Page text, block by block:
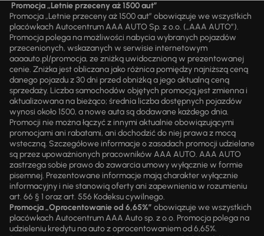
Promocja „Letnie przeceny aż 1500 aut”
Promocja „Letnie przeceny aż 1500 aut” obowiązuje we wszystkich
placówkach Autocentrum AAA AUTO Sp. z o.o. („AAA AUTO”).
Promocja polega na możliwości nabycia wybranych pojazdów
przecenionych, wskazanych w serwisie internetowym
aaaauto.pl/promocja, ze zniżką uwidocznioną w prezentowanej
cenie. Zniżka jest obliczana jako różnica pomiędzy najniższą ceną
danego pojazdu z 30 dni przed obniżką a jego aktualną ceną
sprzedaży. Liczba samochodów objętych promocją jest zmienna i
aktualizowana na bieżąco; średnia liczba dostępnych pojazdów
wynosi około 1500, a nowe auta są dodawane każdego dnia.
Promocji nie można łączyć z innymi aktualnie obowiązującymi
promocjami ani rabatami, ani dochodzić do niej prawa z mocą
wsteczną. Szczegółowe informacje o zasadach promocji udzielane
są przez upoważnionych pracowników AAA AUTO. AAA AUTO
zastrzega sobie prawo do zawarcia umowy wyłącznie w formie
pisemnej. Prezentowane informacje mają charakter wyłącznie
informacyjny i nie stanowią oferty ani zapewnienia w rozumieniu
art. 66 § 1 oraz art. 556 Kodeksu cywilnego.
Promocja „Oprocentowanie od 6,65%” obowiązuje we wszystkich
placówkach Autocentrum AAA Auto sp. z o.o. Promocja polega na
udzieleniu kredytu na auto z oprocentowaniem od 6,65%.